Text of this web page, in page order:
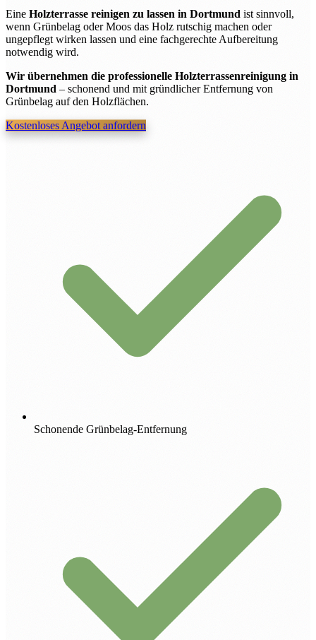
Eine Holzterrasse reinigen zu lassen in Dortmund ist sinnvoll,
wenn Grünbelag oder Moos das Holz rutschig machen oder
ungepflegt wirken lassen und eine fachgerechte Aufbereitung
notwendig wird.
Wir übernehmen die professionelle Holzterrassenreinigung in
Dortmund – schonend und mit gründlicher Entfernung von
Grünbelag auf den Holzflächen.
Kostenloses Angebot anfordern
Schonende Grünbelag-Entfernung